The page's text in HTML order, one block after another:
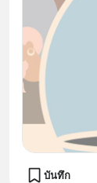
บันทึก